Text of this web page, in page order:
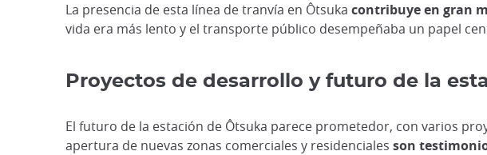
La presencia de esta línea de tranvía en Ôtsuka contribuye en gran
vida era más lento y el transporte público desempeñaba un papel
Proyectos de desarrollo y futuro de la
El futuro de la estación de Ôtsuka parece prometedor, con varios
apertura de nuevas zonas comerciales y residenciales son